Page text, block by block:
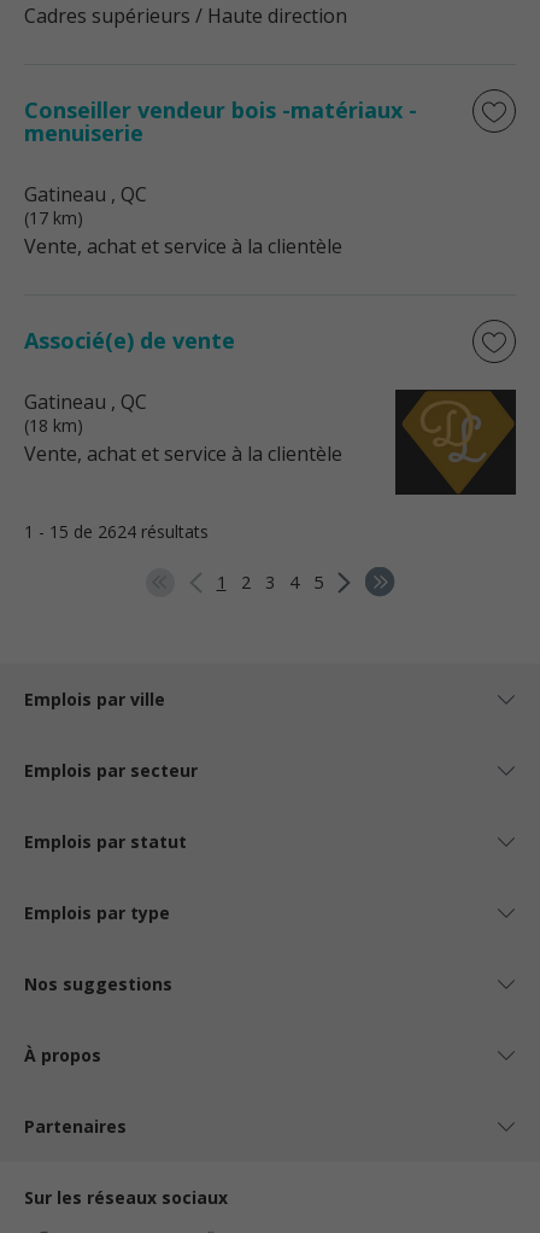
Cadres supérieurs / Haute direction
Conseiller vendeur bois -matériaux -
menuiserie
Gatineau , QC
(17 km)
Vente, achat et service à la clientèle
Associé(e) de vente
Gatineau , QC
(18 km)
Vente, achat et service à la clientèle
1 - 15 de 2624 résultats
1 2 3 4 5
Emplois par ville
Emplois par secteur
Emplois par statut
Emplois par type
Nos suggestions
À propos
Partenaires
Sur les réseaux sociaux